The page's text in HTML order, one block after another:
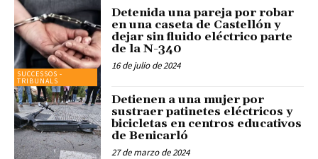
SUCCESSOS -
TRIBUNALS
Detenida una pareja por robar
en una caseta de Castellón y
dejar sin fluido eléctrico parte
de la N-340
16 de julio de 2024
Detienen a una mujer por
sustraer patinetes eléctricos y
bicicletas en centros educativos
de Benicarló
27 de marzo de 2024